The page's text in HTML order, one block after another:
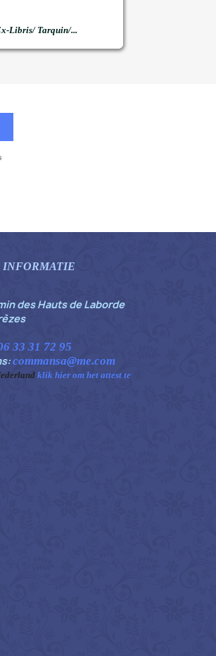
Snel bekijken
Libris/ Tarquin/...
INFORMATIE
des Hauts de Laborde
33 31 72 95
commansa@me.com
klik hier om het attest te